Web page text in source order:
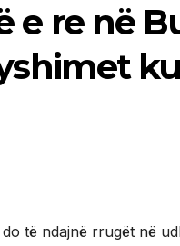
e re në
të ndajnë rrugët në